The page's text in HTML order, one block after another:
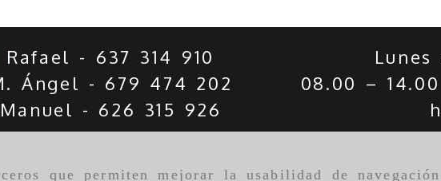
que permiten mejorar la usabilidad de
Rafael - 637 314 910
Ángel - 679 474 202
Manuel - 626 315 926
08.00 –